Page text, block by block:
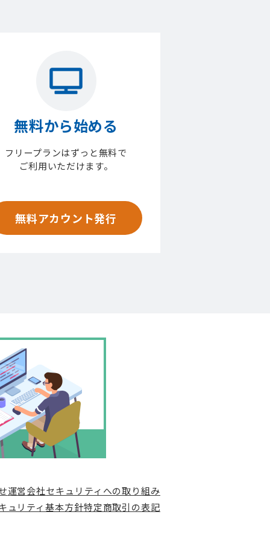
無料から始める
フリープランはずっと無料で
ご利用いただけます。
無料アカウント発行
運営会社セキュリティへの取り組み
ュリティ基本方針特定商取引の表記